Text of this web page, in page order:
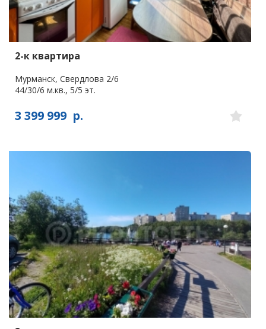
2-к квартира
Мурманск, Свердлова 2/6
44/30/6 м.кв., 5/5 эт.
3 399 999 р.